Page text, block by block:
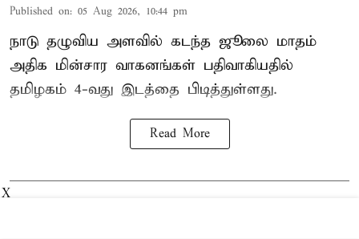
Published on: 05 Aug 2026, 10:44 pm
நாடு தழுவிய அளவில் கடந்த ஜூலை மாதம்
அதிக மின்சார வாகனங்கள் பதிவாகியதில்
தமிழகம் 4-வது இடத்தை பிடித்துள்ளது.
Read More
X